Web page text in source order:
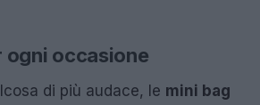
ogni occasione
di più audace, le mini bag